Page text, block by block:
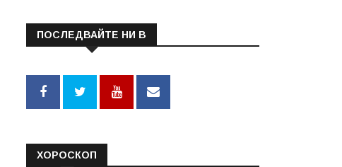
ПОСЛЕДВАЙТЕ НИ В
ХОРОСКОП